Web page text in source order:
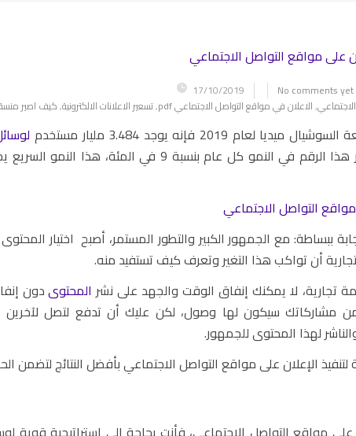
17/10/2019
No comments yet
,الاعلان في مواقع التواصل الاجتماعي pdf ,تسعير الاعلانات الالكترونية,كيف اصير
2019 فإنه يوجد 3.484 مليار مستخدم
ومن المتوقع أن يستمر هذا الرقم في النمو كل عام
التواصل الاجتماعي
ببساطة: مع الجمهور الكبير والتطور المستمر، أصبح اختيار
أن تواكب هذا التغير وتعرف كيف تستفيد منه.
تجارية، لا يمكنك إنفاق الوقت والجهد على نشر المحتوىدون
مشاركاتك سيكون لها وصول، لكن عليك أن تدفع لتصل لآخرين
لهذا المحتوى للجمهور.
لتنفيذ الإعلان على مواقع التواصل الاجتماعي بأفضل النتائج